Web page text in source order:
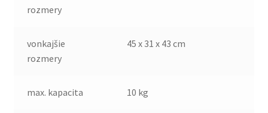
rozmery
vonkajšie
rozmery
45 x 31 x 43 cm
max. kapacita 10 kg